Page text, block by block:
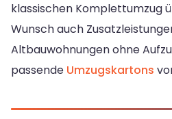
klassischen Komplettumzug
Wunsch auch
Altbauwohnungen ohne
passende Umzugskartons